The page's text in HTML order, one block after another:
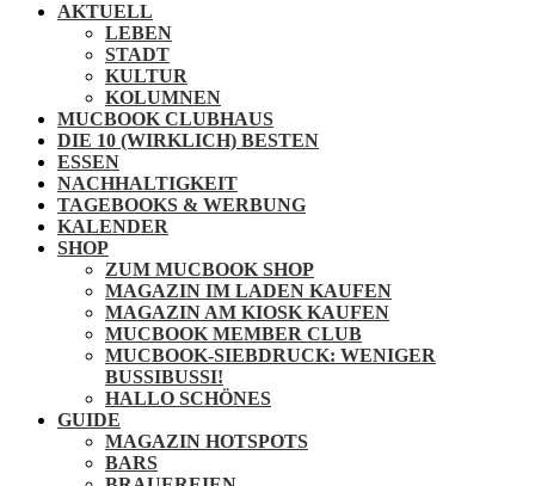
AKTUELL
LEBEN
STADT
KULTUR
KOLUMNEN
MUCBOOK CLUBHAUS
DIE 10 (WIRKLICH) BESTEN
ESSEN
NACHHALTIGKEIT
TAGEBOOKS & WERBUNG
KALENDER
SHOP
ZUM MUCBOOK SHOP
MAGAZIN IM LADEN KAUFEN
MAGAZIN AM KIOSK KAUFEN
MUCBOOK MEMBER CLUB
MUCBOOK-SIEBDRUCK: WENIGER
BUSSIBUSSI!
HALLO SCHÖNES
GUIDE
MAGAZIN HOTSPOTS
BARS